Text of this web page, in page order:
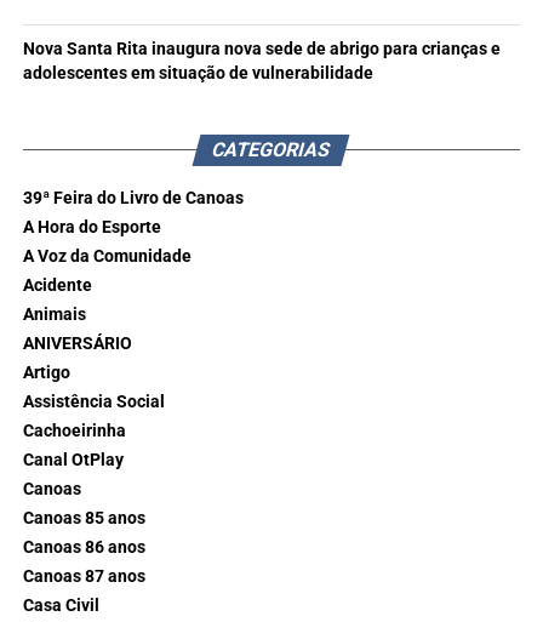
Nova Santa Rita inaugura nova sede de abrigo para crianças e
adolescentes em situação de vulnerabilidade
CATEGORIAS
39ª Feira do Livro de Canoas
A Hora do Esporte
A Voz da Comunidade
Acidente
Animais
ANIVERSÁRIO
Artigo
Assistência Social
Cachoeirinha
Canal OtPlay
Canoas
Canoas 85 anos
Canoas 86 anos
Canoas 87 anos
Casa Civil